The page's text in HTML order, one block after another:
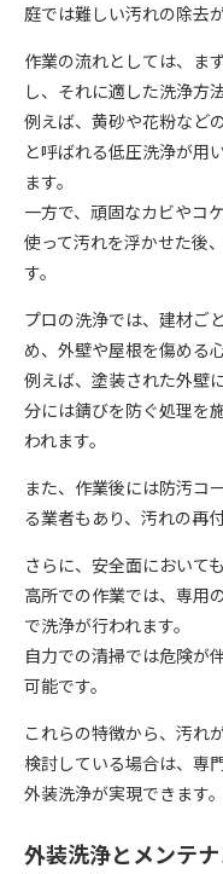
庭では難しい汚れの除去
作業の流れとしては、ま
し、それに適した洗浄方
例えば、黄砂や花粉など
と呼ばれる低圧洗浄が用
ます。
一方で、頑固なカビやコ
使って汚れを浮かせた後
す。
プロの洗浄では、建材ご
め、外壁や屋根を傷める
例えば、塗装された外壁
分には錆びを防ぐ処理を
われます。
また、作業後には防汚コ
る業者もあり、汚れの再
さらに、安全面において
高所での作業では、専用
で洗浄が行われます。
自力での清掃では危険が
可能です。
これらの特徴から、汚れ
検討している場合は、専
外装洗浄が実現できます。
外装洗浄とメンテ